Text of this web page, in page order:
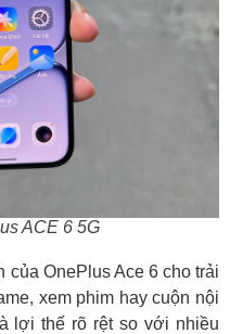
ACE 6 5G
của OnePlus Ace 6 cho trải
xem phim hay cuộn nội
lợi thế rõ rệt so với nhiều